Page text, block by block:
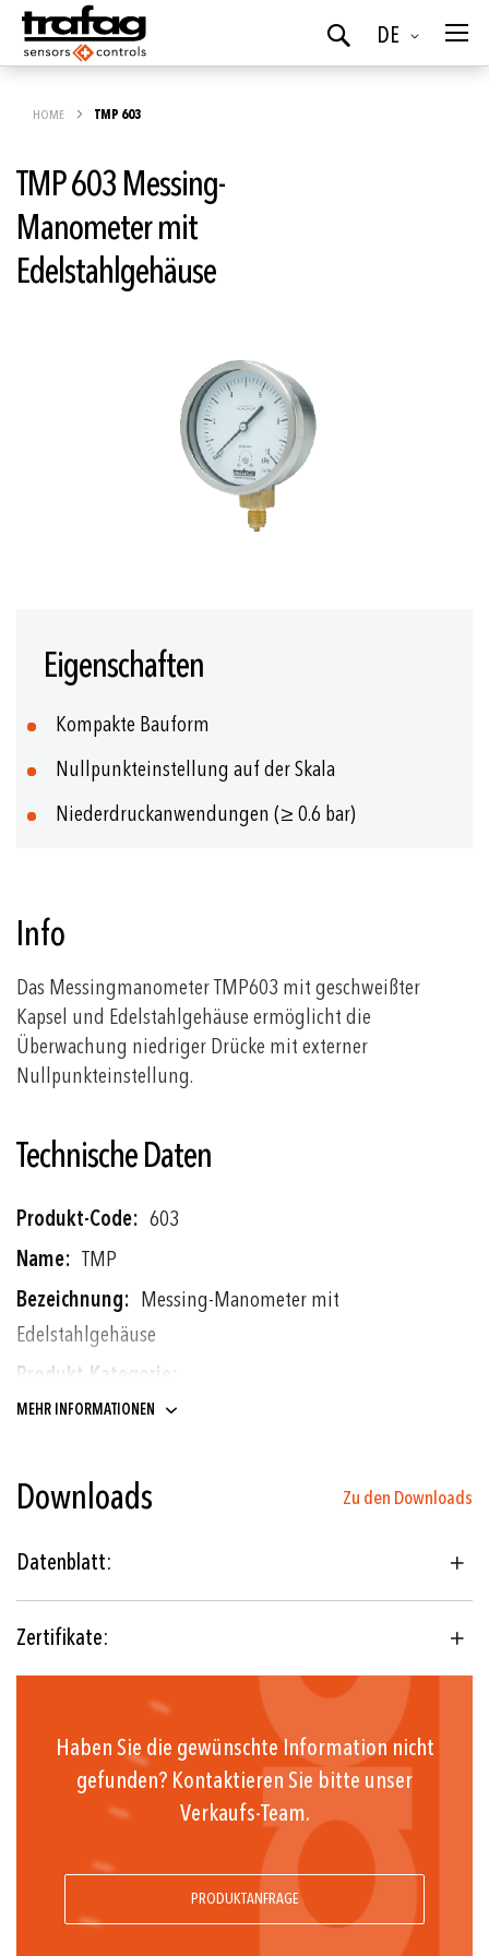
Sprache
DE
Suchen
HOME TMP 603
TMP 603 Messing-
Manometer mit
Edelstahlgehäuse
Bildgalerie
Eigenschaften
Kompakte Bauform
Nullpunkteinstellung auf der Skala
Niederdruckanwendungen (≥ 0.6 bar)
Info
Das Messingmanometer TMP603 mit geschweißter
Kapsel und Edelstahlgehäuse ermöglicht die
Überwachung niedriger Drücke mit externer
Nullpunkteinstellung.
Technische Daten
Weitere
Informationen
603
TMP
Messing-Manometer mit
Edelstahlgehäuse
Manometer und Druckanzeigen
-600 ... 0 bis 0 ... 600 mbar
MEHR INFORMATIONEN
Downloads Zu den Downloads
Datenblatt:
Zertifikate:
Haben Sie die gewünschte Information nicht
gefunden? Kontaktieren Sie bitte unser
Verkaufs-Team.
PRODUKTANFRAGE